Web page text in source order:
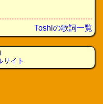
Toshlの歌詞一覧
サイト